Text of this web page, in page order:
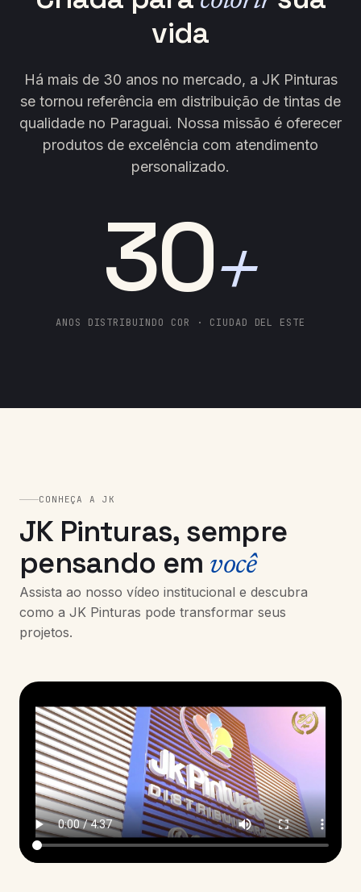
vida
Há mais de 30 anos no mercado, a JK Pinturas
se tornou referência em distribuição de tintas de
qualidade no Paraguai. Nossa missão é oferecer
produtos de excelência com atendimento
personalizado.
30+
ANOS DISTRIBUINDO COR · CIUDAD DEL ESTE
CONHEÇA A JK
JK Pinturas, sempre
pensando em você
Assista ao nosso vídeo institucional e descubra
como a JK Pinturas pode transformar seus
projetos.